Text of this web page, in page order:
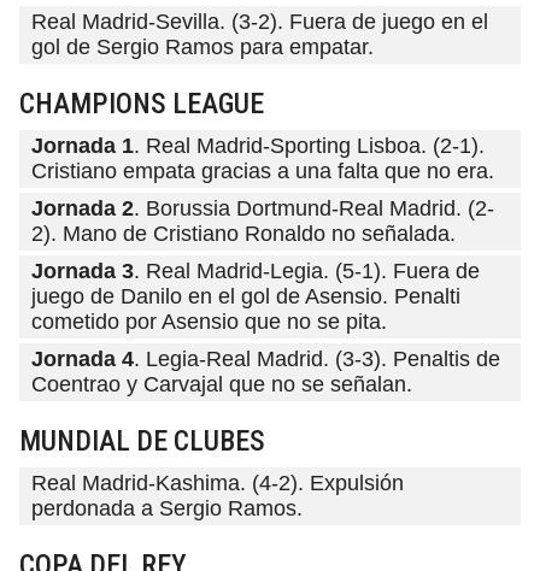
Real Madrid-Sevilla. (3-2). Fuera de juego en el
gol de Sergio Ramos para empatar.
CHAMPIONS LEAGUE
Jornada 1. Real Madrid-Sporting Lisboa. (2-1).
Cristiano empata gracias a una falta que no era.
Jornada 2. Borussia Dortmund-Real Madrid. (2-
2). Mano de Cristiano Ronaldo no señalada.
Jornada 3. Real Madrid-Legia. (5-1). Fuera de
juego de Danilo en el gol de Asensio. Penalti
cometido por Asensio que no se pita.
Jornada 4. Legia-Real Madrid. (3-3). Penaltis de
Coentrao y Carvajal que no se señalan.
MUNDIAL DE CLUBES
Real Madrid-Kashima. (4-2). Expulsión
perdonada a Sergio Ramos.